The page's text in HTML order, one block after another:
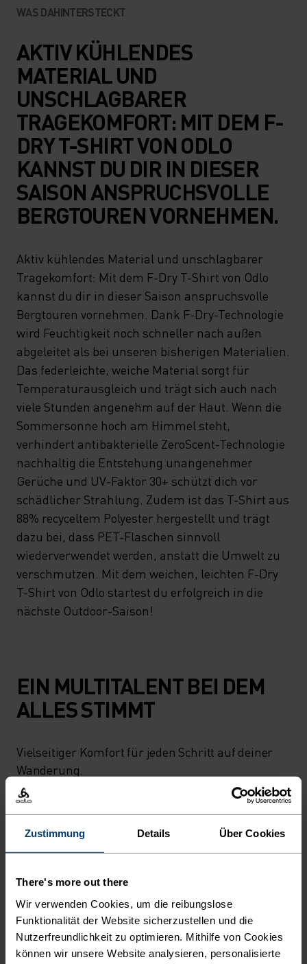
Zustimmung Details Über Cookies
There's more out there
Wir verwenden Cookies, um die reibungslose
Funktionalität der Website sicherzustellen und die
Nutzerfreundlichkeit zu optimieren. Mithilfe von Cookies
können wir unsere Website analysieren, personalisierte
WAS DAHINTERSTECKT
AKTIV KÜHLENDES
MATERIAL UND
UNSCHLAGBARER
TRAGEKOMFORT: MIT DEM F-
DRY T-SHIRT VON ODLO
KANNST DU DIR IN DIESER
SAISON ANSPRUCHSVOLLE
BERGTOUREN VORNEHMEN.
Aktiv kühlendes Material und unschlagbarer
Tragekomfort: Mit dem F-Dry T-Shirt von Odlo
kannst du dir in dieser Saison anspruchsvolle
Bergtouren vornehmen. Dank F-Dry-Technologie
wird Feuchtigkeit noch schneller nach außen
abgeleitet als bei unseren bisherigen Materialien.
Das federleichte, weiche Material sorgt für
Temperaturausgleich und trägt sich auch nach
viele Stunden angenehm auf der Haut. Wenn die
Sommersonne hoch am Himmel steht,
verhindert antibakterielle ZeroScent-Technologie
nachhaltig die Entstehung unangenehmer
Gerüche und UV-Faktor 30+ schützt dich vor
schädlicher Strahlung. Zudem ist das T-Shirt aus
88% recyceltem Polyester hergestellt und trägt
dazu bei, dass PET-Flaschen sinnvoll
wiederverwendet werden, anstatt die Umwelt zu
verschmutzen. Mit dem weichen, leichten F-Dry
T-Shirt von Odlo startest du erfolgreich in die
nächste Outdoor-Saison!
EIN MULTITALENT BEI DEM
ALLES STIMMT
Vielseitiger Komfort für jeden Schritt auf deiner
Wanderung.
AKTIVITÄTSNIVEAU
AKTIVITÄTSART
ALLES MODERATE AKTIVITÄTEN
Wandern - Training - Casual Comfort